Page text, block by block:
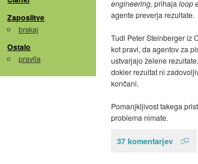
Zaposlitve
brskaj
Ostalo
pravila
engineering, prihaja loop
agente preverja rezultate.
Tudi Peter Steinberger iz
kot pravi, da agentov za
ustvarjajo želene
dokler rezultat ni
končani.
Pomanjkljivost takega
problema nimate.
37 komentarjev